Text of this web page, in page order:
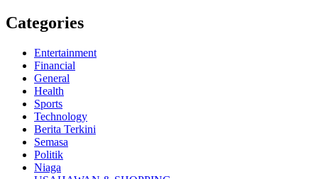
Categories
Entertainment
Financial
General
Health
Sports
Technology
Berita Terkini
Semasa
Politik
Niaga